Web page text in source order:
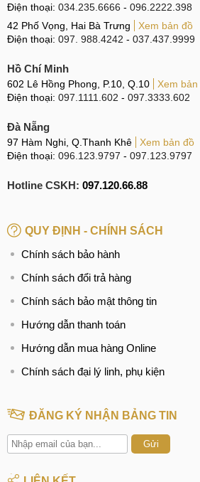
Điện thoại: 034.235.6666 - 096.2222.398
42 Phố Vọng, Hai Bà Trưng
Xem bản đồ
Điện thoại: 097. 988.4242 - 037.437.9999
Hồ Chí Minh
602 Lê Hồng Phong, P.10, Q.10
Xem bản
Điện thoại: 097.1111.602 - 097.3333.602
Đà Nẵng
97 Hàm Nghi, Q.Thanh Khê
Xem bản đồ
Điện thoại: 096.123.9797 - 097.123.9797
Hotline CSKH: 097.120.66.88
QUY ĐỊNH - CHÍNH SÁCH
Chính sách bảo hành
Chính sách đổi trả hàng
Chính sách bảo mật thông tin
Hướng dẫn thanh toán
Hướng dẫn mua hàng Online
Chính sách đại lý linh, phụ kiện
ĐĂNG KÝ NHẬN BẢNG TIN
Gửi